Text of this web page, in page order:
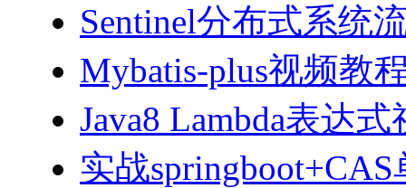
Sentinel分布式系统
Mybatis-plus视频教
Java8 Lambda表达
实战